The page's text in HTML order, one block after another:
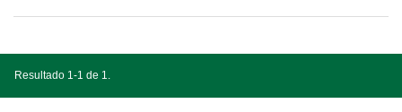
Resultado 1-1 de 1.